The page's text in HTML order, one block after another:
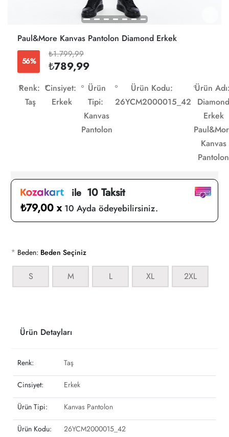
Paul&More Kanvas Pantolon Diamond Erkek
56%
₺1.799,99
₺789,99
Renk:
Taş
Cinsiyet:
Erkek
Ürün
Tipi:
Kanvas
Pantolon
Ürün Kodu:
26YCM2000015_42
Ürün
Diamond
Erkek
Kanvas
Pantolon
ile10 Taksit
₺79,00 x 10 Ayda ödeyebilirsiniz.
* Beden: Beden Seçiniz
S M L XL 2XL
Ürün Detayları
Renk: Taş
Cinsiyet: Erkek
Ürün Tipi: Kanvas Pantolon
Ürün Kodu: 26YCM2000015_42